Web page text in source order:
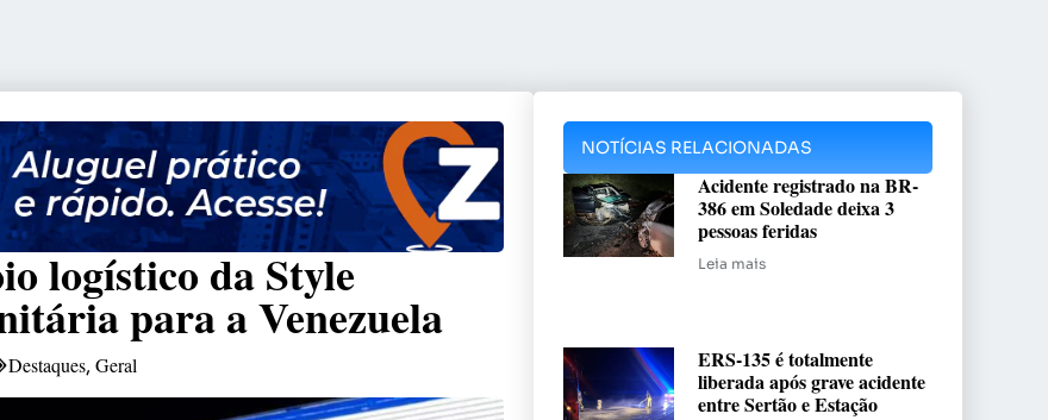
logístico da Style
para a Venezuela
Destaques, Geral
NOTÍCIAS RELACIONADAS
Acidente registrado na BR-
386 em Soledade deixa 3
pessoas feridas
Leia mais
ERS-135 é totalmente
liberada após grave acidente
entre Sertão e Estação